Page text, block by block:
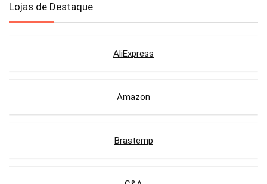
Lojas de Destaque
AliExpress
Amazon
Brastemp